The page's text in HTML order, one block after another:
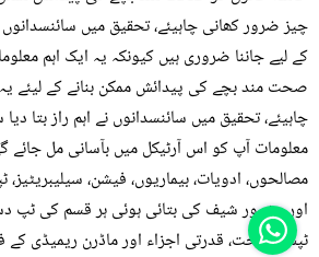
چیز ضرور کھانی چاہیئے، تحقیق میں سائنسدانوں
کے لیے جاننا ضروری ہیں کیونکہ یہ ایک اہم
صحت مند بچے کی پیدائش ممکن بنانے کے لیئے
چاہیئے، تحقیق میں سائنسدانوں نے اہم راز بتا
معلومات آپ کو اس آرٹیکل میں بآسانی مل جائے
مصالحوں، ادویات، بیماریوں، فیشن،
اور مشہور شیف کی بتائی ہوئی ہر قسم کی ٹپ
ٹپس، صحت، قدرتی اجزاء اور ماڈرن ریمیڈی کے